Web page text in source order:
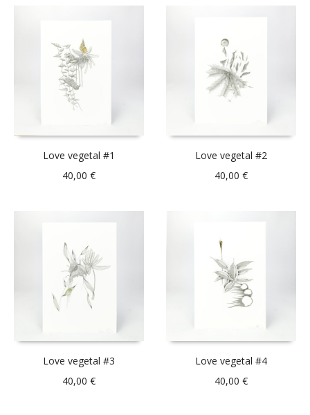
Love vegetal #1
40,00 €
Love vegetal #2
40,00€
Love vegetal #3
40,00 €
Love vegetal #4
40,00€